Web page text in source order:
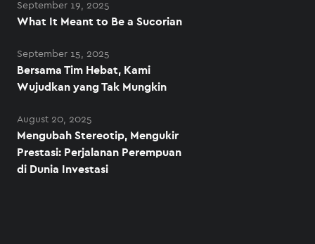
September 19, 2025
What It Meant to Be a Sucorian
September 15, 2025
Bersama Tim Hebat, Kami
Wujudkan yang Tak Mungkin
August 20, 2025
Mengubah Stereotip, Mengukir
Prestasi: Perjalanan Perempuan
di Dunia Investasi